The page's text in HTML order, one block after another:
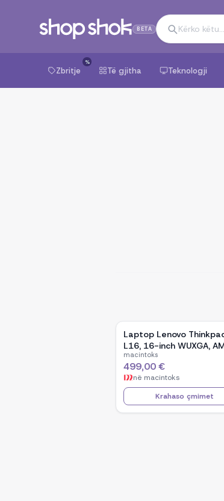
BETA
Zbritje
%
Të gjitha Teknologji
Laptop Lenovo
L16, 16-inch WUXGA,
Ryzen 5 Pro-7535U,
Ram DDR5, 512GB SSD -
Black
macintoks
499,00 €
në macintoks
Krahaso çmimet